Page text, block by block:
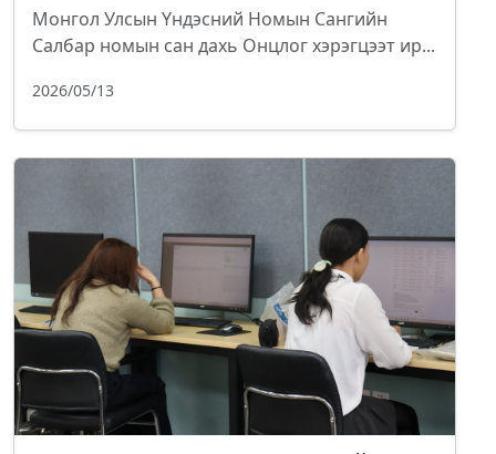
Монгол Улсын Үндэсний Номын Сангийн
Салбар номын сан дахь Онцлог хэрэгцээт ир...
2026/05/13